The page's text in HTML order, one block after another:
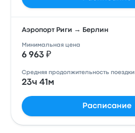
Аэропорт Риги → Берлин
Минимальная цена
6 963 ₽
Средняя продолжительность поездки
23ч 41м
Расписание